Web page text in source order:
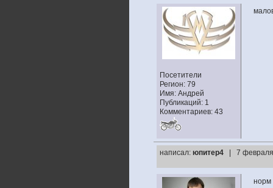
Посетители
Регион: 79
Имя: Андрей
Публикаций: 1
Комментариев: 43
написал: юпитер4 | 7
норм